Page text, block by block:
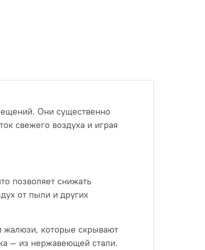
Они существенно
свежего воздуха и играя
позволяет снижать
от пыли и других
жалюзи, которые скрывают
— из нержавеющей стали.